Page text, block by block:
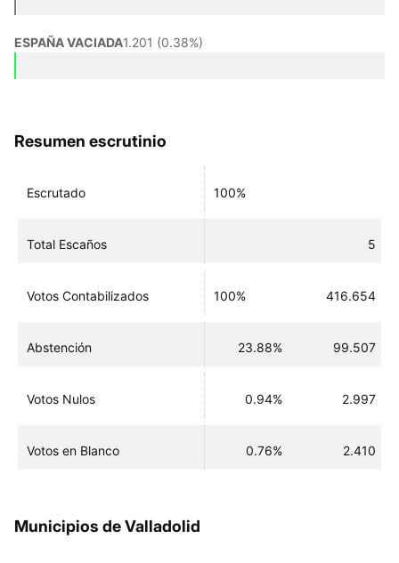
ESPAÑA VACIADA1.201 (0.38%)
Resumen escrutinio
Escrutado 100%
Total Escaños 5
Votos Contabilizados 100% 416.654
Abstención 23.88% 99.507
Votos Nulos 0.94% 2.997
Votos en Blanco 0.76% 2.410
Municipios de Valladolid